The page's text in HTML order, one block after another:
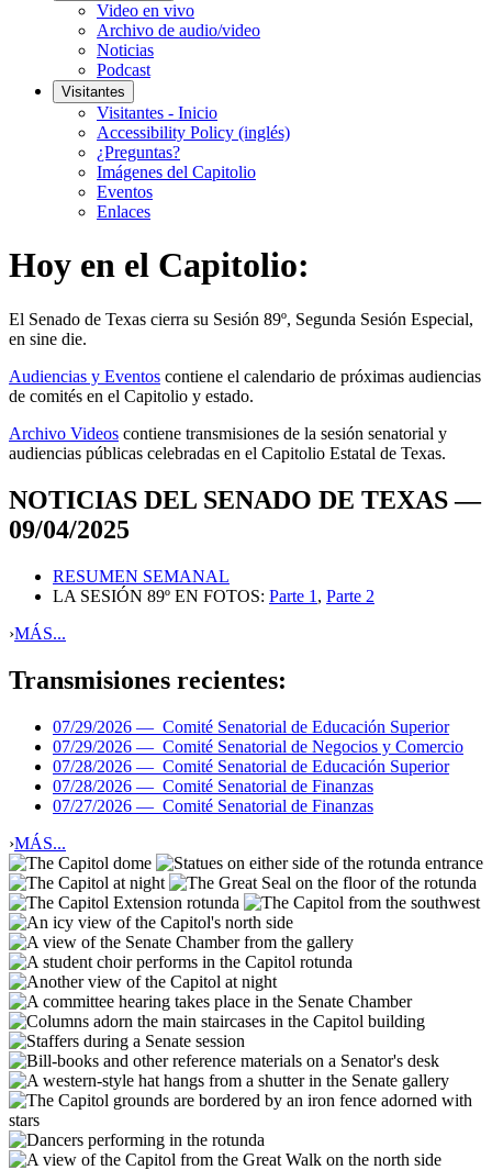
Video en vivo
Archivo de audio/video
Noticias
Podcast
Visitantes
Visitantes - Inicio
Accessibility Policy (inglés)
¿Preguntas?
Imágenes del Capitolio
Eventos
Enlaces
Hoy en el Capitolio:
El Senado de Texas cierra su Sesión 89º, Segunda Sesión Especial,
en sine die.
Audiencias y Eventos contiene el calendario de próximas audiencias
de comités en el Capitolio y estado.
Archivo Videos contiene transmisiones de la sesión senatorial y
audiencias públicas celebradas en el Capitolio Estatal de Texas.
NOTICIAS DEL SENADO DE TEXAS —
09/04/2025
RESUMEN SEMANAL
LA SESIÓN 89º EN FOTOS: Parte 1 , Parte 2
›MÁS...
Transmisiones recientes:
07/29/2026 — Comité Senatorial de Educación Superior
07/29/2026 — Comité Senatorial de Negocios y Comercio
07/28/2026 — Comité Senatorial de Educación Superior
07/28/2026 — Comité Senatorial de Finanzas
07/27/2026 — Comité Senatorial de Finanzas
›MÁS...